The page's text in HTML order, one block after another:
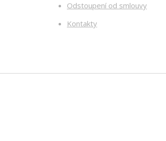
Odstoupení od smlouvy
Kontakty